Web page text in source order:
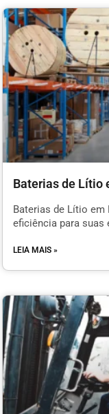
Baterias de Lítio
Baterias de Lítio
eficiência para suas
LEIA MAIS »